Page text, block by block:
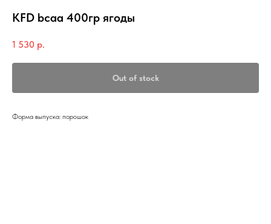
KFD bcaa 400гр ягоды
1 530 р.
Out of stock
Форма выпуска: порошок